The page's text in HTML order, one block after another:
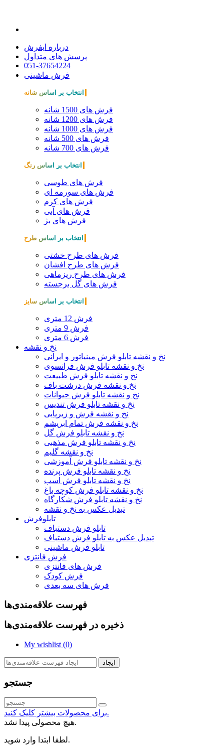
درباره ایفرش
پرسش های متداول
051-37654224
فرش ماشینی
انتخاب بر اساس شانه
فرش های 1500 شانه
فرش های 1200 شانه
فرش های 1000 شانه
فرش های 500 شانه
فرش های 700 شانه
انتخاب بر اساس رنگ
فرش های طوسی
فرش های سورمه ای
فرش های کرم
فرش های آبی
فرش های بژ
انتخاب بر اساس طرح
فرش های طرح خشتی
فرش های طرح افشان
فرش های طرح ریزماهی
فرش های گل برجسته
انتخاب بر اساس سایز
فرش 12 متری
فرش 9 متری
فرش 6 متری
نخ و نقشه
نخ و نقشه تابلو فرش مینیاتور و ایرانی
نخ و نقشه تابلو فرش فرانسوی
نخ و نقشه تابلو فرش طبیعت
نخ و نقشه فرش درشت باف
نخ و نقشه تابلو فرش حیوانات
نخ و نقشه تابلو فرش تندیس
نخ و نقشه فرش و زیرپایی
نخ و نقشه فرش تمام ابریشم
نخ و نقشه تابلو فرش گل
نخ و نقشه تابلو فرش مذهبی
نخ و نقشه گلیم
نخ و نقشه تابلو فرش آموزشی
نخ و نقشه تابلو فرش پرنده
نخ و نقشه تابلو فرش اسب
نخ و نقشه تابلو فرش کوچه باغ
نخ و نقشه تابلو فرش شکارگاه
تبدیل عکس به نخ و نقشه
تابلوفرش
تابلو فرش دستباف
تبدیل عکس به تابلو فرش دستباف
تابلو فرش ماشینی
فرش فانتزی
فرش های فانتزی
فرش کودک
فرش های سه بعدی
فهرست علاقه‌مندی‌ها
ذخیره در فهرست علاقه‌مندی‌ها
My wishlist (0)
ایجاد
جستجو
برای محصولات بیشتر کلیک کنید.
هیچ محصولی پیدا نشد.
لطفا ابتدا وارد شوید.